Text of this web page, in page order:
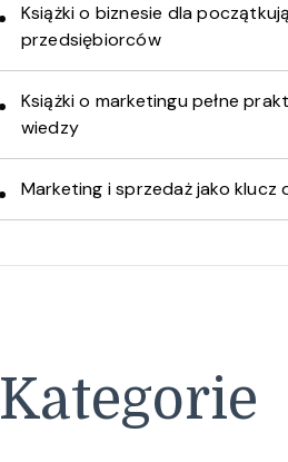
Książki o biznesie dla
przedsiębiorców
Książki o marketingu pełne
wiedzy
Marketing i sprzedaż jako klucz
Kategorie